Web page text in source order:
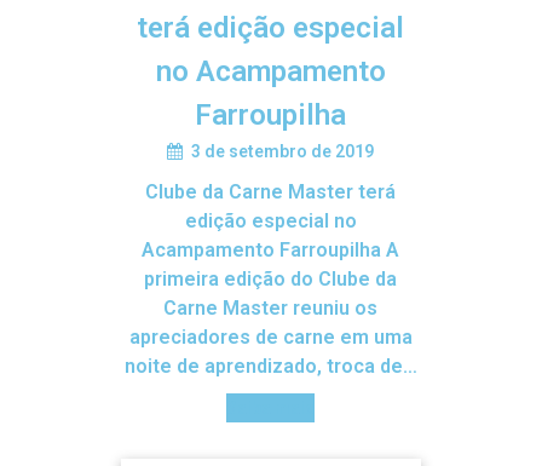
terá edição especial
no Acampamento
Farroupilha
3 de setembro de 2019
Clube da Carne Master terá
edição especial no
Acampamento Farroupilha A
primeira edição do Clube da
Carne Master reuniu os
apreciadores de carne em uma
noite de aprendizado, troca de…